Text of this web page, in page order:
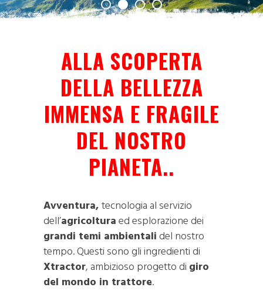
ALLA SCOPERTA
DELLA BELLEZZA
IMMENSA E FRAGILE
DEL NOSTRO
PIANETA..
Avventura,tecnologia al servizio
dell’agricolturaed esplorazione dei
grandi temi ambientalidel nostro
tempo. Questi sono gli ingredienti di
Xtractor, ambizioso progetto di giro
del mondo in trattore.